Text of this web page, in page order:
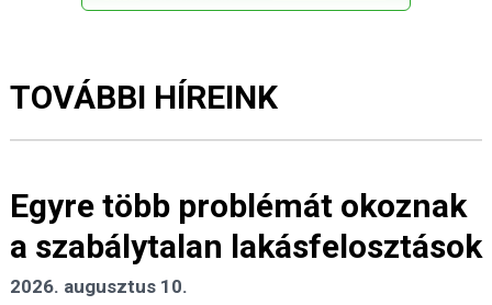
TOVÁBBI HÍREINK
Egyre több problémát okoznak
a szabálytalan lakásfelosztások
2026. augusztus 10.